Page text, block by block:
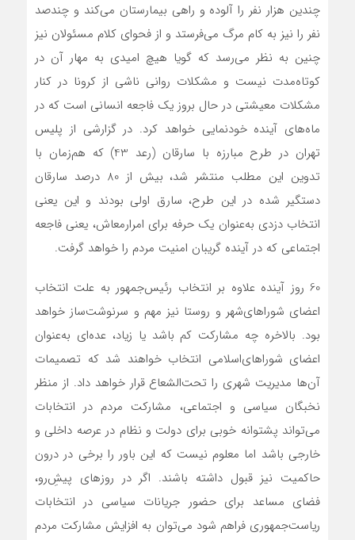
چندين هزار نفر را آلوده و راهي بيمارستان مي‌کند و چندصد
نفر را نيز به کام مرگ مي‌فرستد و از فحواي کلام مسئولان نيز
چنين به نظر مي‌رسد که گويا هيچ اميدي به مهار آن در
کوتاه‌مدت نيست و مشکلات رواني ناشي از کرونا در کنار
مشکلات معيشتي در حال بروز يک فاجعه انساني است که در
ماه‌هاي آينده خودنمايي خواهد کرد. در گزارشي از پليس
تهران در طرح مبارزه با سارقان (رعد 43) که هم‌زمان با
تدوين اين مطلب منتشر شد، بيش از 80 درصد سارقان
دستگير شده در اين طرح، سارق اولي بودند و اين يعني
انتخاب دزدي به‌عنوان يک حرفه براي امرارمعاش، يعني فاجعه
اجتماعي که در آينده گريبان امنيت مردم را خواهد گرفت.
60 روز آينده علاوه بر انتخاب رئيس‌جمهور به علت انتخاب
اعضاي شوراهاي‌شهر و روستا نيز مهم و سرنوشت‌ساز خواهد
بود. بالاخره چه مشارکت کم باشد يا زياد، عده‌اي به‌عنوان
اعضاي شوراهاي‌اسلامي انتخاب خواهند شد که تصميمات
آن‌ها مديريت شهري را تحت‌الشعاع قرار خواهد داد. از منظر
نخبگان سياسي و اجتماعي، مشارکت مردم در انتخابات
مي‌تواند پشتوانه خوبي براي دولت و نظام در عرصه داخلي و
خارجي باشد اما معلوم نيست که اين باور را برخي در درون
حاکميت نيز قبول داشته باشند. اگر در روزهاي پيشِ‌رو،
فضاي مساعد براي حضور جريانات سياسي در انتخابات
رياست‌جمهوري فراهم شود مي‌توان به افزايش مشارکت مردم